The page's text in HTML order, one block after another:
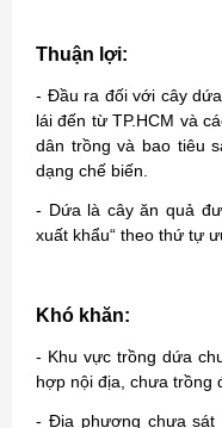
Thuận lợi:
- Đầu ra đối với cây
lái đến từ TP.HCM và
dân trồng và bao tiêu
dạng chế biến.
- Dứa là cây ăn quả
xuất khẩu“ theo thứ tự
Khó khăn:
- Khu vực trồng dứa
hợp nội địa, chưa trồng
- Địa phương chưa sát